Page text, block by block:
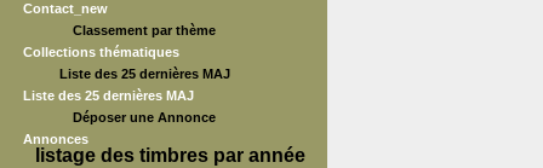
Contact_new
Classement par thème
Collections thématiques
Liste des 25 dernières MAJ
Liste des 25 dernières MAJ
Déposer une Annonce
Annonces
listage des timbres par année